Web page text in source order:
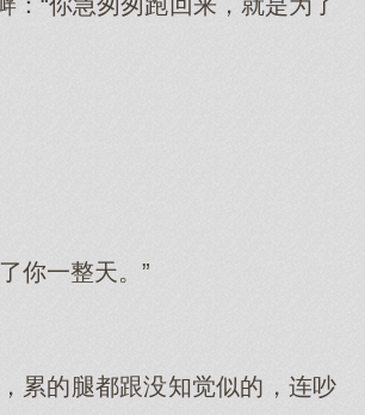
你一整天。”
累的腿都跟没知觉似的，连吵